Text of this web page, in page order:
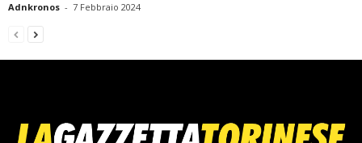
Adnkronos - 7 Febbraio 2024